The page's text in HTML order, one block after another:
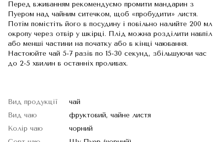
Перед вживанням рекомендуємо промити мандарин з
Пуером над чайним ситечком, щоб «пробудити» листя.
Потім помістіть його в посудину і повільно налийте 200 мл
окропу через отвір у шкірці. Плід можна розділити навпіл
або менші частини на початку або в кінці чаювання.
Настоюйте чай 5-7 разів по 15-30 секунд, збільшуючи час
до 2-5 хвилин в останніх проливах.
Вид продукції
чай
Вид чаю
фруктовий, чайне листя
Колір чаю
чорний